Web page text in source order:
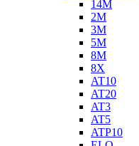
14M
2M
3M
5M
8M
8X
AT10
AT20
AT3
AT5
ATP10